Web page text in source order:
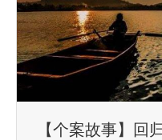
【个案故事】回